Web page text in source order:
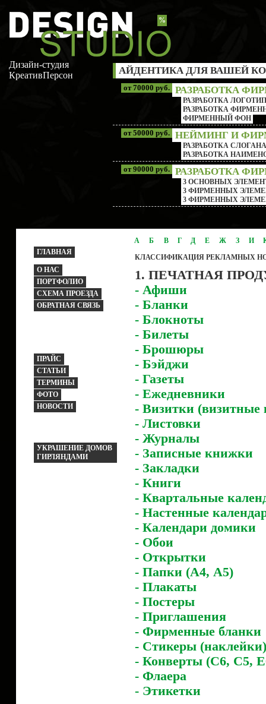
Дизайн-студия
КреативПерсон
%
АЙДЕНТИКА ДЛЯ ВАШЕЙ
РАЗРАБОТКА
РАЗРАБОТКА
РАЗРАБОТКА
ФИРМЕННЫЙ ФОН
от 70000 руб.
НЕЙМИНГ И
РАЗРАБОТКА
РАЗРАБОТКА
от 50000 руб.
РАЗРАБОТКА
3 ОСНОВНЫХ
3 ФИРМЕННЫХ
3 ФИРМЕННЫХ
от 90000 руб.
ГЛАВНАЯ
О НАС
ПОРТФОЛИО
СХЕМА ПРОЕЗДА
ОБРАТНАЯ СВЯЗЬ
ПРАЙС
СТАТЬИ
ТЕРМИНЫ
ФОТО
НОВОСТИ
УКРАШЕНИЕ ДОМОВ
ГИРЛЯНДАМИ
А Б В Г Д Е Ж З И
КЛАССИФИКАЦИЯ РЕКЛАМНЫХ
1. ПЕЧАТНАЯ
- Афиши
- Бланки
- Блокноты
- Билеты
- Брошюры
- Бэйджи
- Газеты
- Ежедневники
- Визитки (визитные
- Листовки
- Журналы
- Записные книжки
- Закладки
- Книги
- Квартальные
- Настенные
- Календари домики
- Обои
- Открытки
- Папки (А4, А5)
- Плакаты
- Постеры
- Приглашения
- Фирменные бланки
- Стикеры (наклейки)
- Конверты (C6, С5,
- Флаера
- Этикетки